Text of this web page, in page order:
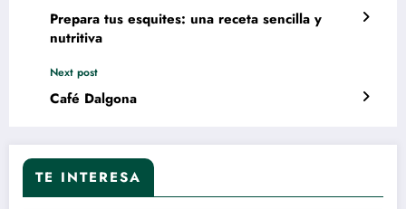
Prepara tus esquites: una receta sencilla y
nutritiva
Next post
Café Dalgona
TE INTERESA